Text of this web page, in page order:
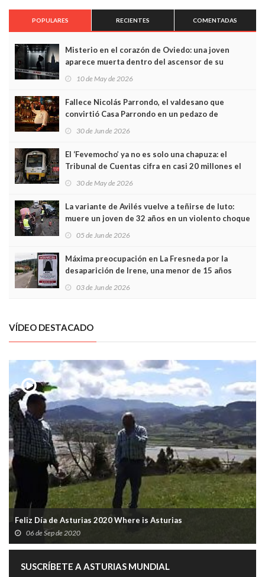
POPULARES RECIENTES COMENTADAS
Misterio en el corazón de Oviedo: una joven
aparece muerta dentro del ascensor de su
edificio y las cámaras captan sus últimos minutos
10 de May de 2026
Fallece Nicolás Parrondo, el valdesano que
convirtió Casa Parrondo en un pedazo de
Asturias en Madrid
30 de Jun de 2026
El ‘Fevemocho’ ya no es solo una chapuza: el
Tribunal de Cuentas cifra en casi 20 millones el
sobrecoste de los trenes que no cabían por los
30 de May de 2026
La variante de Avilés vuelve a teñirse de luto:
muere un joven de 32 años en un violento choque
frontal
05 de Jun de 2026
Máxima preocupación en La Fresneda por la
desaparición de Irene, una menor de 15 años
03 de Jun de 2026
VÍDEO DESTACADO
Feliz Día de Asturias 2020 Where is Asturias
06 de Sep de 2020
SUSCRÍBETE A ASTURIAS MUNDIAL